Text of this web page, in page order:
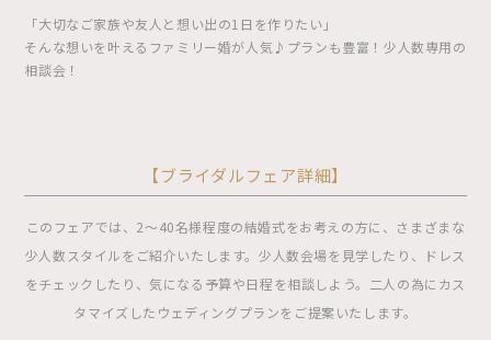
「大切なご家族や友人と想い出の1日を作りたい」
そんな想いを叶えるファミリー婚が人気♪プランも豊富！少人数専用の
相談会！
【ブライダルフェア詳細】
このフェアでは、2〜40名様程度の結婚式をお考えの方に、さまざまな
少人数スタイルをご紹介いたします。少人数会場を見学したり、ドレス
をチェックしたり、気になる予算や日程を相談しよう。二人の為にカス
タマイズしたウェディングプランをご提案いたします。